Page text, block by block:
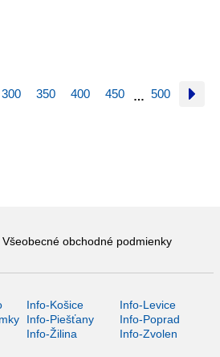
300 350 400 450 … 500
Všeobecné obchodné podmienky
Info-Košice
Info-Levice
Info-Piešťany
Info-Poprad
Info-Žilina Info-Zvolen